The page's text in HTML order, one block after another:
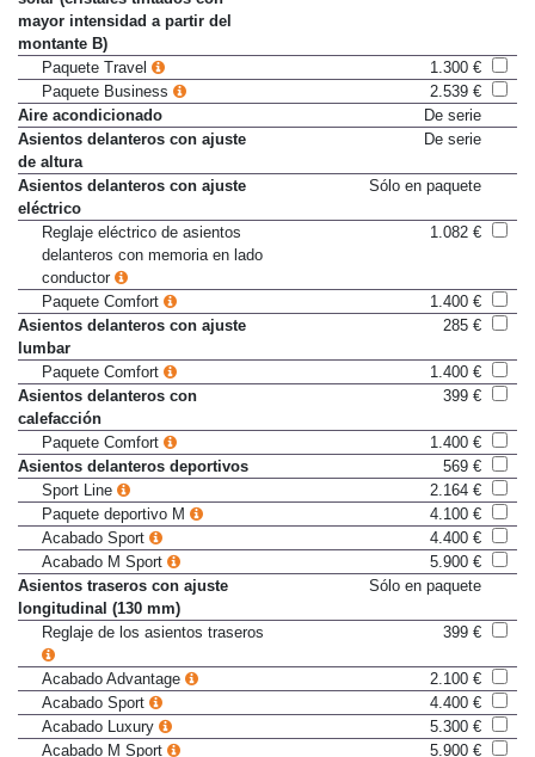
solar (cristales tintados con
mayor intensidad a partir del
montante B)
Paquete Travel
1.300 €
Paquete Business
2.539 €
Aire acondicionado
De serie
Asientos delanteros con ajuste
de altura
Asientos delanteros con ajuste
eléctrico
Reglaje eléctrico de asientos
delanteros con memoria en lado
conductor
Paquete Comfort
1.400 €
Asientos delanteros con ajuste
lumbar
Paquete Comfort
1.400 €
Asientos delanteros con
calefacción
Paquete Comfort
1.400 €
Asientos delanteros deportivos
569 €
Sport Line
2.164 €
Paquete deportivo M
4.100 €
Acabado Sport
4.400 €
Acabado M Sport
5.900 €
Asientos traseros con ajuste
longitudinal (130 mm)
Reglaje de los asientos traseros
Acabado Advantage
2.100 €
Acabado Sport
4.400 €
Acabado Luxury
5.300 €